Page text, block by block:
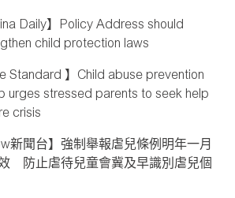
Daily】Policy Address should
child protection laws
Standard 】Child abuse prevention
urges stressed parents to seek help
crisis
新聞台】強制舉報虐兒條例明年一月
防止虐待兒童會冀及早識別虐兒個